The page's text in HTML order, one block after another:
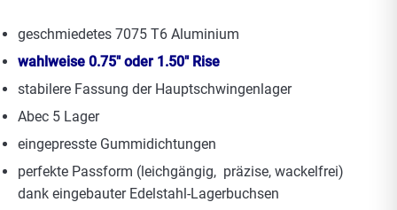
geschmiedetes 7075 T6 Aluminium
wahlweise 0.75″ oder 1.50″ Rise
stabilere Fassung der Hauptschwingenlager
Abec 5 Lager
eingepresste Gummidichtungen
perfekte Passform (leichgängig, präzise, wackelfrei)
dank eingebauter Edelstahl-Lagerbuchsen